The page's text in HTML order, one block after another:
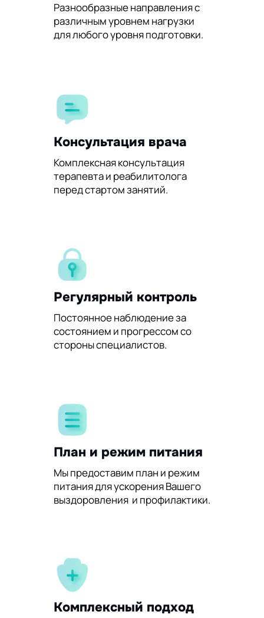
Разнообразные направления с
различным уровнем нагрузки
для любого уровня подготовки.
Консультация врача
Комплексная консультация
терапевта и реабилитолога
перед стартом занятий.
Регулярный контроль
Постоянное наблюдение за
состоянием и прогрессом со
стороны специалистов.
План и режим питания
Мы предоставим план и режим
питания для ускорения Вашего
выздоровления и профилактики.
Комплексный подход